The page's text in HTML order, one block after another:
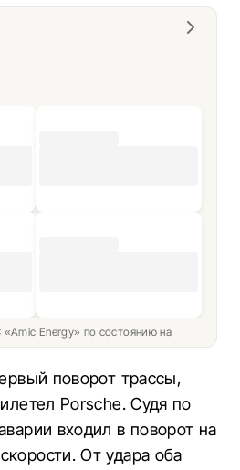
Energy» по состоянию на
поворот трассы,
Porsche. Судя по
входил в поворот на
От удара оба